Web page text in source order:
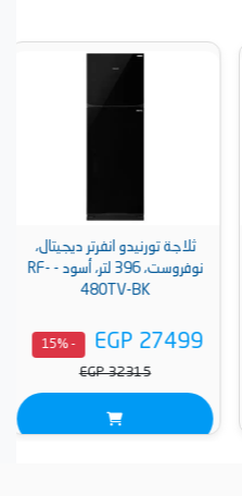
ثلاجة تورنيدو انفرتر ديجيتال،
نوفروست، 396 لتر، أسود - RF-
480TV-BK
EGP 27499
EGP 32315